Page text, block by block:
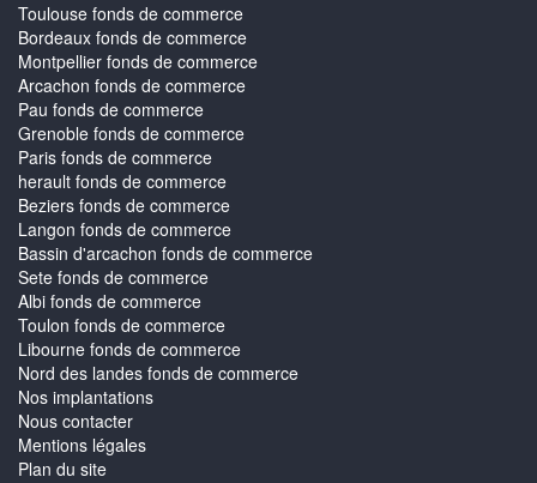
Toulouse fonds de commerce
Bordeaux fonds de commerce
Montpellier fonds de commerce
Arcachon fonds de commerce
Pau fonds de commerce
Grenoble fonds de commerce
Paris fonds de commerce
herault fonds de commerce
Beziers fonds de commerce
Langon fonds de commerce
Bassin d'arcachon fonds de commerce
Sete fonds de commerce
Albi fonds de commerce
Toulon fonds de commerce
Libourne fonds de commerce
Nord des landes fonds de commerce
Nos implantations
Nous contacter
Mentions légales
Plan du site